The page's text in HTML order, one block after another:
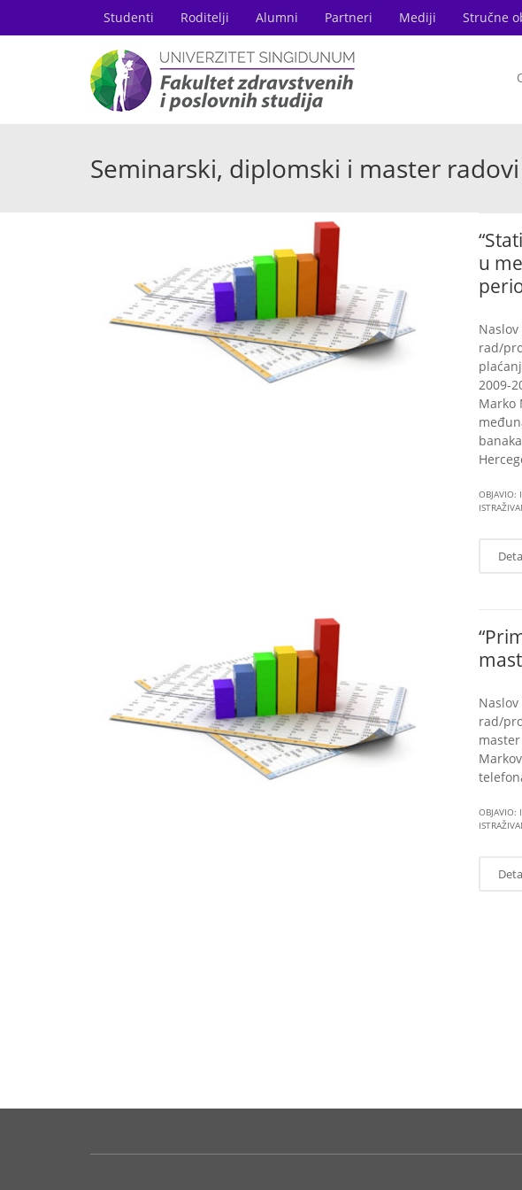
Studenti Roditelji Alumni Partneri Mediji Stručne
Seminarski, diplomski i master radovi
u
rad/
2009-
Marko
OBJAVIO:
rad/
OBJAVIO: